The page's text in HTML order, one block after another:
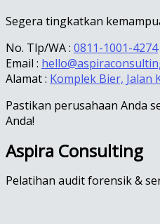
Segera tingkatkan
No. Tlp/WA : 0811-1001-4274
Email :
Alamat : Komplek Bier, Jalan
Pastikan perusahaan Anda
Anda!
Aspira Consulting
Pelatihan audit forensik &